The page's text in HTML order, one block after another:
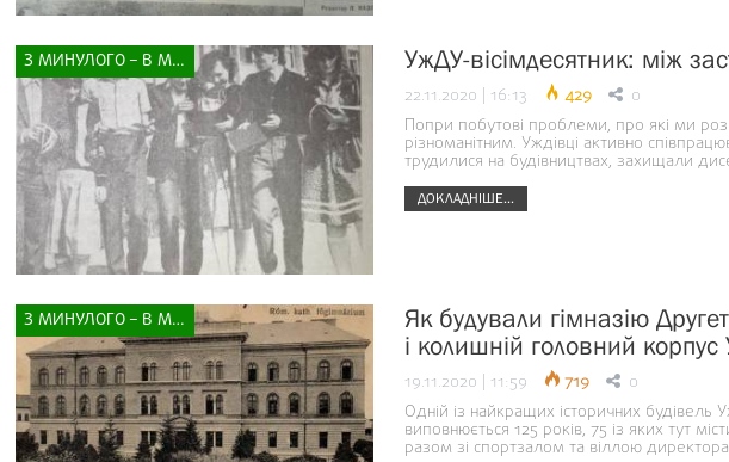
З МИНУЛОГО – В МАЙБУТНЄ УжДУ-вісімдесятник: між
22.11.2020 | 16:13 429 0
Попри побутові проблеми, про які ми
різноманітним. Уждівці активно
трудилися на будівництвах, захищали
ДОКЛАДНІШЕ...
З МИНУЛОГО – В МАЙБУТНЄ
Як будували гімназію
і колишній головний
19.11.2020 | 11:59 719 0
Одній із найкращих історичних будівель
виповнюється 125 років, 75 із яких тут
разом зі спортзалом та віллою